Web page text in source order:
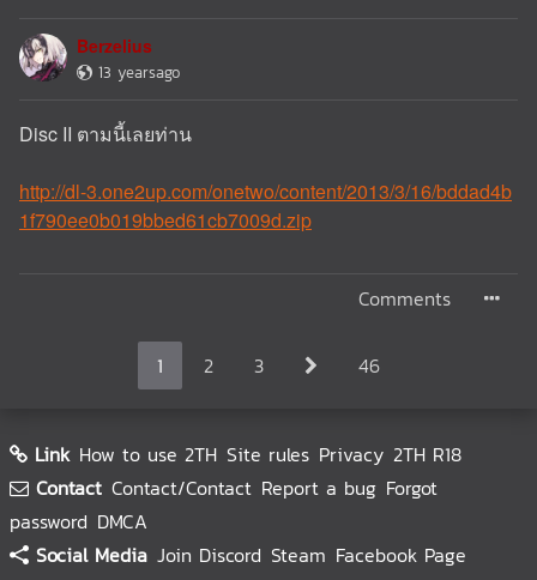
Berzelius
13 yearsago
Disc II ตามนี้เลยท่าน
http://dl-3.one2up.com/onetwo/content/2013/3/16/bddad4b
1f790ee0b019bbed61cb7009d.zip
Comments
1 2 3 46
Link How to use 2TH Site rules Privacy 2TH R18
Contact Contact/Contact Report a bug Forgot
password DMCA
Social Media Join Discord Steam Facebook Page